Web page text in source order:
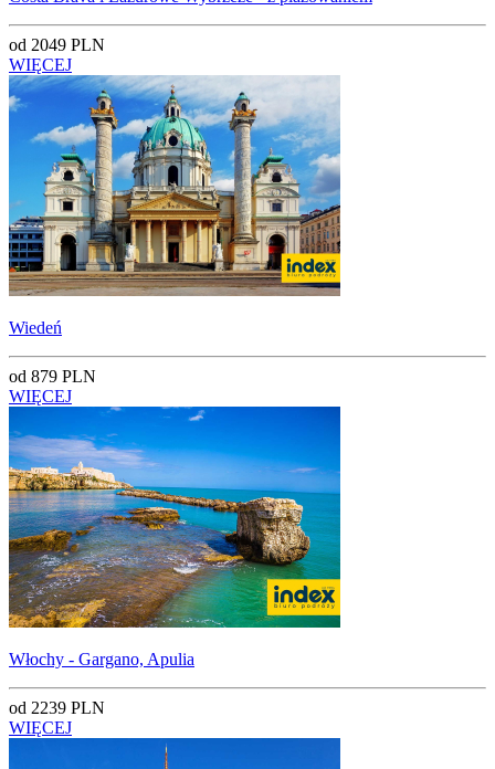
od 2049 PLN
WIĘCEJ
Wiedeń
od 879 PLN
WIĘCEJ
Włochy - Gargano, Apulia
od 2239 PLN
WIĘCEJ